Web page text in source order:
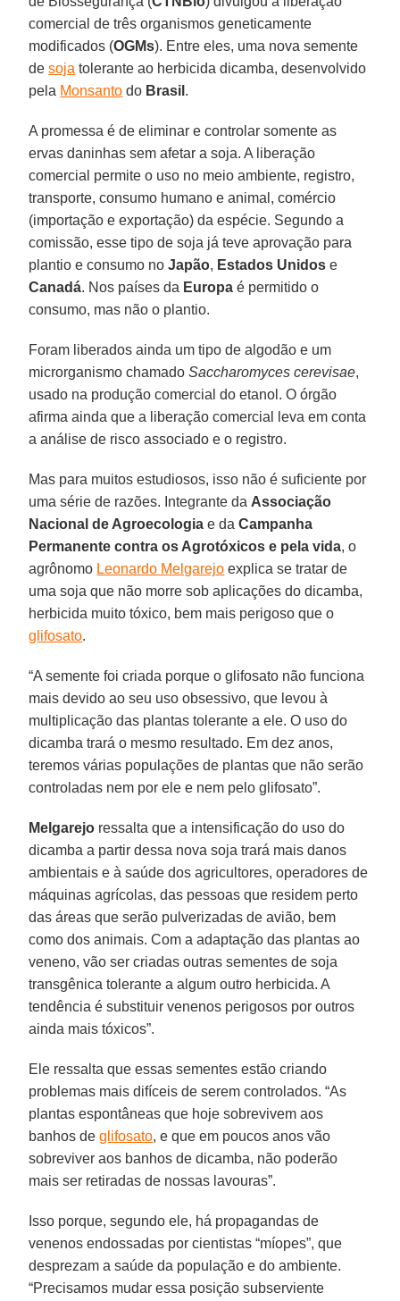
comercial de três organismos geneticamente
modificados (OGMs). Entre eles, uma nova semente
desoja tolerante ao herbicida dicamba, desenvolvido
pela Monsanto do Brasil .
A promessa é de eliminar e controlar somente as
ervas daninhas sem afetar a soja. A liberação
comercial permite o uso no meio ambiente, registro,
transporte, consumo humano e animal, comércio
(importação e exportação) da espécie. Segundo a
comissão, esse tipo de soja já teve aprovação para
plantio e consumo noJapão, Estados Unidos e
Canadá. Nos países da Europa é permitido o
consumo, mas não o plantio.
Foram liberados ainda um tipo de algodão e um
microrganismo chamadoSaccharomyces cerevisae,
usado na produção comercial do etanol. O órgão
afirma ainda que a liberação comercial leva em conta
a análise de risco associado e o registro.
Mas para muitos estudiosos, isso não é suficiente por
uma série de razões. Integrante da Associação
Nacional de Agroecologia e daCampanha
Permanente contra os Agrotóxicos e pela vida, o
agrônomo Leonardo Melgarejo explica se tratar de
uma soja que não morre sob aplicações do dicamba,
herbicida muito tóxico, bem mais perigoso que o
glifosato.
“A semente foi criada porque o glifosato não funciona
mais devido ao seu uso obsessivo, que levou à
multiplicação das plantas tolerante a ele. O uso do
dicamba trará o mesmo resultado. Em dez anos,
teremos várias populações de plantas que não serão
controladas nem por ele e nem pelo glifosato”.
Melgarejo ressalta que a intensificação do uso do
dicamba a partir dessa nova soja trará mais danos
ambientais e à saúde dos agricultores, operadores de
máquinas agrícolas, das pessoas que residem perto
das áreas que serão pulverizadas de avião, bem
como dos animais. Com a adaptação das plantas ao
veneno, vão ser criadas outras sementes de soja
transgênica tolerante a algum outro herbicida. A
tendência é substituir venenos perigosos por outros
ainda mais tóxicos”.
Ele ressalta que essas sementes estão criando
problemas mais difíceis de serem controlados. “As
plantas espontâneas que hoje sobrevivem aos
banhos deglifosato, e que em poucos anos vão
sobreviver aos banhos de dicamba, não poderão
mais ser retiradas de nossas lavouras”.
Isso porque, segundo ele, há propagandas de
venenos endossadas por cientistas “míopes”, que
desprezam a saúde da população e do ambiente.
“Precisamos mudar essa posição subserviente